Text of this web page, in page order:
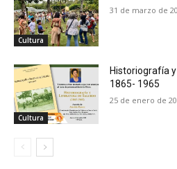
Cultura
31 de marzo de
Cultura
Historiografía
1865- 1965
25 de enero de